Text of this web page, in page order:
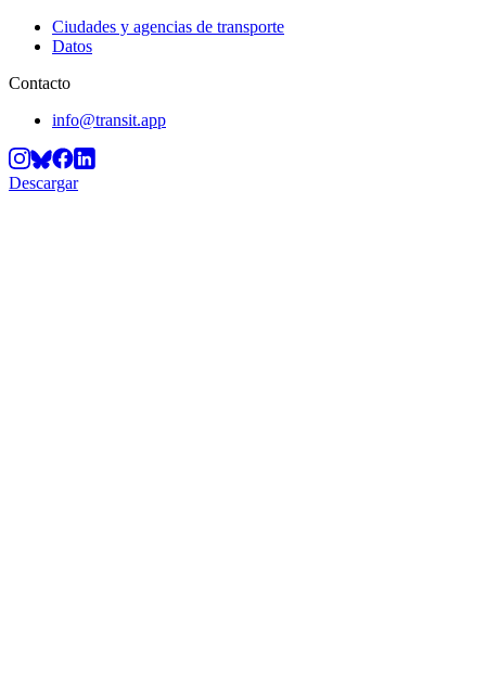
Ciudades y agencias de transporte
Datos
Contacto
info@transit.app
Descargar